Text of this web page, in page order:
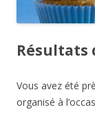
Résultats
Vous avez été
organisé à